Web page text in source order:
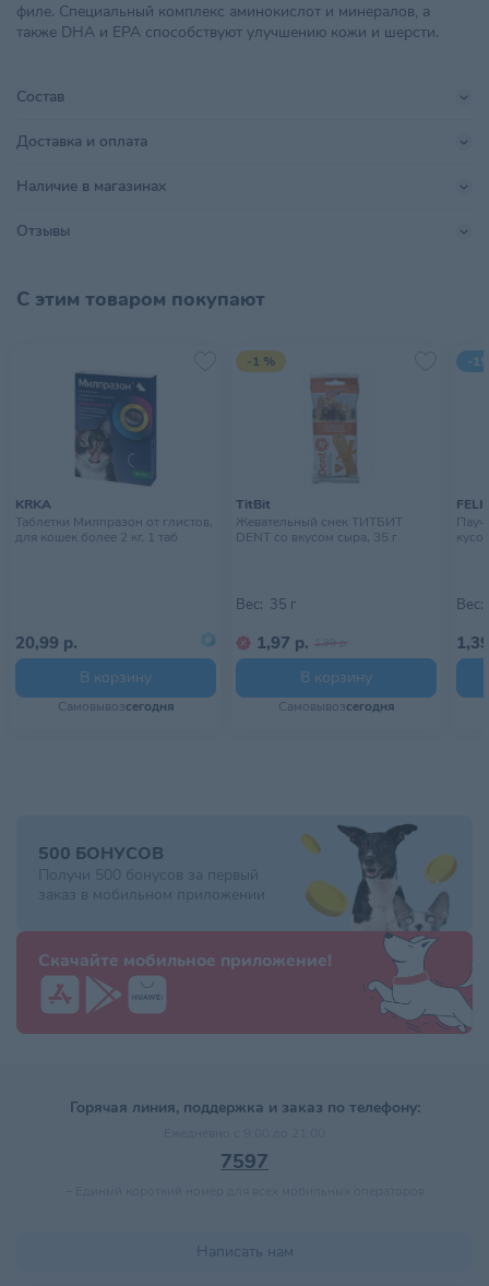
д.31, пом. 10
филе. Специальный комплекс аминокислот и минералов, а
также DHA и EPA способствуют улучшению кожи и шерсти.
Состав
Доставка и оплата
Наличие в магазинах
Отзывы
С этим товаром покупают
KRKA
Таблетки Милпразон от глистов,
для кошек более 2 кг, 1 таб
20,99 р.
В корзину
Самовывозсегодня
-1 %
TitBit
Жевательный снек ТИТБИТ
DENT со вкусом сыра, 35 г
Вес: 35 г
1,97 р. 1,99 р.
В корзину
Самовывозсегодня
-
Вес:
500 БОНУСОВ
Получи 500 бонусов за первый
заказ в мобильном приложении
Скачайте мобильное приложение!
Горячая линия, поддержка и заказ по телефону:
7597
Написать нам